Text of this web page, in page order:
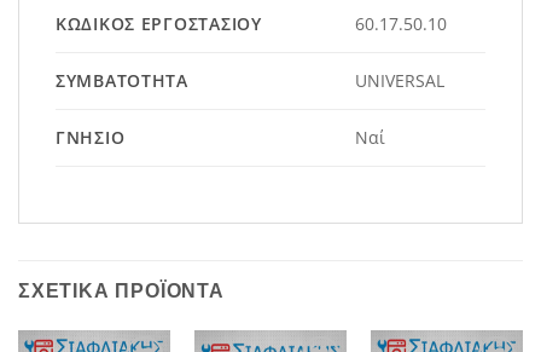
ΚΩΔΙΚΌΣ ΕΡΓΟΣΤΑΣΊΟΥ 60.17.50.10
ΣΥΜΒΑΤΌΤΗΤΑ UNIVERSAL
ΓΝΉΣΙΟ Ναί
ΣΧΕΤΙΚΆ ΠΡΟΪΌΝΤΑ